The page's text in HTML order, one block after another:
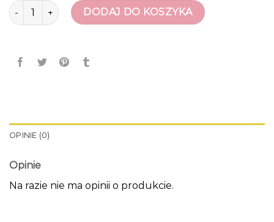
ilość kalosze hunterDODAJ DO KOSZYKA
OPINIE (0)
Opinie
Na razie nie ma opinii o produkcie.